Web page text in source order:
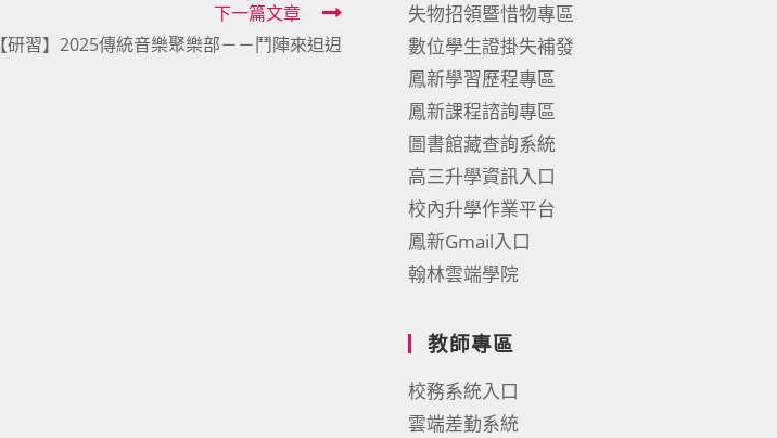
下一篇文章
【研習】2025傳統音樂聚樂部－－鬥陣來𨑨迌
失物招領暨惜物專區
數位學生證掛失補發
鳳新學習歷程專區
鳳新課程諮詢專區
圖書館藏查詢系統
高三升學資訊入口
校內升學作業平台
鳳新Gmail入口
翰林雲端學院
教師專區
校務系統入口
雲端差勤系統